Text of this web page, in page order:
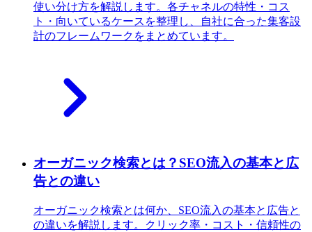
使い分け方を解説します。各チャネルの特性・コス
ト・向いているケースを整理し、自社に合った集客設
計のフレームワークをまとめています。
オーガニック検索とは？SEO流入の基本と広
告との違い
オーガニック検索とは何か、SEO流入の基本と広告と
の違いを解説します。クリック率・コスト・信頼性の